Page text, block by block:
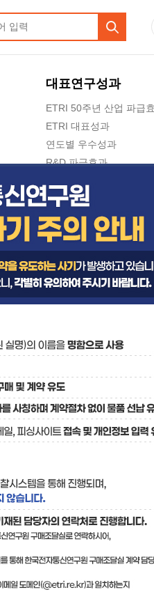
대표연구성과
ETRI 50주년 산업 파급
ETRI 대표성과
연도별 우수성과
R&D 파급효과
지식공유플랫폼
기술사업화플랫폼/기술이
기술예고 중소기
보유특허 이전가